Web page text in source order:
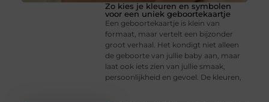
Zo kies je kleuren en symbolen
voor een uniek geboortekaartje
Een geboortekaartje is klein van
formaat, maar vertelt een bijzonder
groot verhaal. Het kondigt niet alleen
de geboorte van jullie baby aan, maar
laat ook iets zien van jullie smaak,
persoonlijkheid en gevoel. De kleuren,